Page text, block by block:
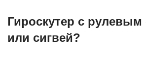
Гироскутер с рулевым
или сигвей?